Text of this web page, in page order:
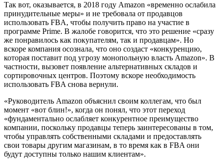
Так вот, оказывается, в 2018 году Amazon «временно ослабила
принудительные меры» и не требовала от продавцов
использовать FBA, чтобы получить право на участие в
программе Prime. В жалобе говорится, что это решение «сразу
же понравилось как покупателям, так и продавцам». Но
вскоре компания осознала, что оно создаст «конкуренцию,
которая поставит под угрозу монопольную власть Amazon». В
частности, вызовет появление альтернативных складов и
сортировочных центров. Поэтому вскоре необходимость
использовать FBA снова вернули.
«Руководитель Amazon объяснил своим коллегам, что был
момент «вот блин!», когда он понял, что этот переход
«фундаментально ослабляет конкурентное преимущество
компании, поскольку продавцы теперь заинтересованы в том,
чтобы управлять собственными складами и предоставлять
свои товары другим магазинам, в то время как в FBA они
будут доступны только нашим клиентам».